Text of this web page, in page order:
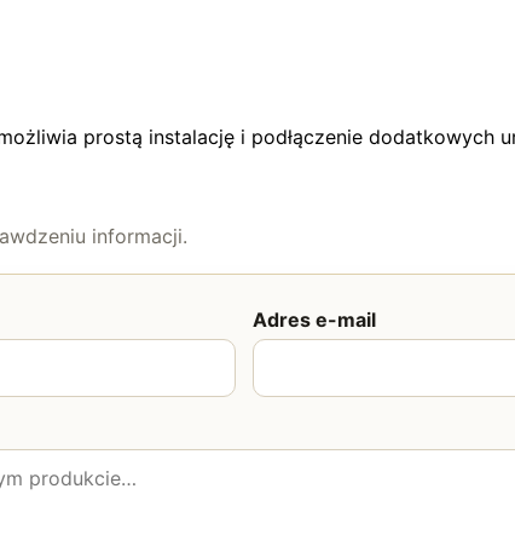
prostą instalację i podłączenie dodatkowych
informacji.
Adres e-mail